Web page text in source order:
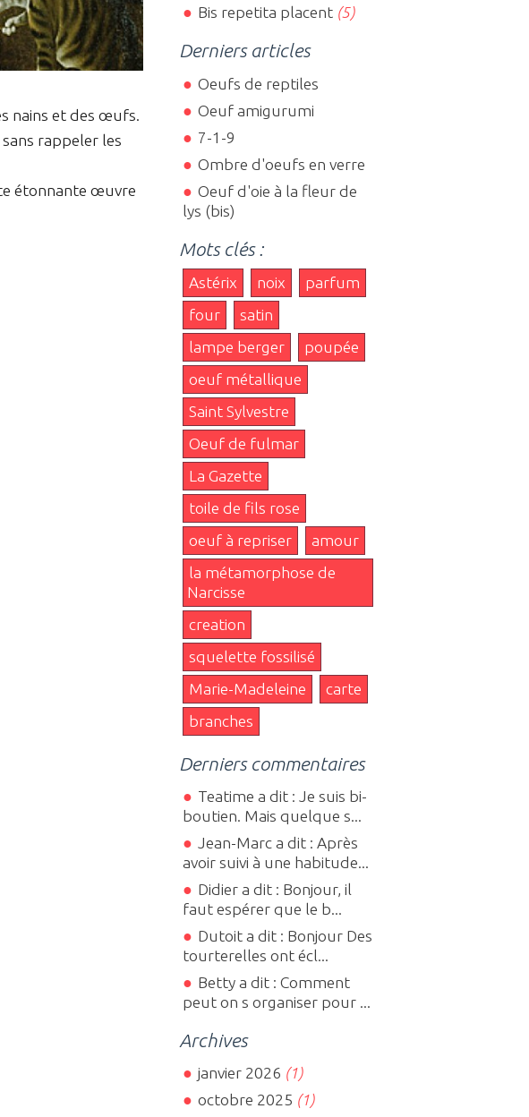
nains et des œufs.
rappeler les
étonnante œuvre
Bis repetita placent(5)
Derniers articles
Oeufs de reptiles
Oeuf amigurumi
7-1-9
Ombre d'oeufs en verre
Oeuf d'oie à la fleur de
lys (bis)
Mots clés :
Astérix noix
parfum
four
satin
lampe berger
poupée
oeuf métallique
Saint Sylvestre
Oeuf de fulmar
La Gazette
toile de fils rose
oeuf à repriser
amour
la métamorphose de
Narcisse
creation
squelette fossilisé
Marie-Madeleine
carte
branches
Derniers commentaires
Teatime a dit : Je suis bi-
boutien. Mais quelque s...
Jean-Marc a dit : Après
avoir suivi à une habitude...
Didier a dit : Bonjour, il
faut espérer que le b...
Dutoit a dit : Bonjour Des
tourterelles ont écl...
Betty a dit : Comment
peut on s organiser pour ...
Archives
janvier 2026 (1)
octobre 2025 (1)